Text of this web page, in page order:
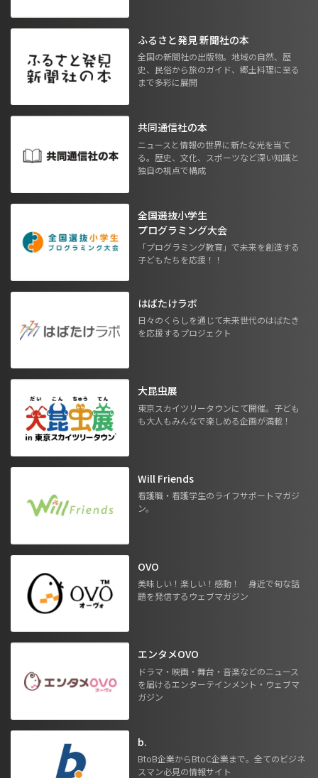
ふるさと発見 新聞社の本
全国の新聞社の出版物。地域の自然、歴
史、民俗から旅のガイド、郷土料理に至る
まで多彩に展開
共同通信社の本
ニュースと情報の世界に新たな光を当て
る。歴史、文化、スポーツなど深い知識と
独自の視点で構成
全国選抜小学生
プログラミング大会
「プログラミング教育」で未来を創造する
子どもたちを応援！！
はばたけラボ
日々のくらしを通じて未来世代のはばたき
を応援するプロジェクト
大昆虫展
東京スカイツリータウンにて開催。子ども
も大人もみんなで楽しめる企画が満載！
Will Friends
看護職・看護学生のライフサポートマガジ
ン。
OVO
美味しい！楽しい！感動！ 身近で旬な話
題を発信するウェブマガジン
エンタメOVO
ドラマ・映画・舞台・音楽などのニュース
を届けるエンターテインメント・ウェブマ
ガジン
b.
BtoB企業からBtoC企業まで。全てのビジネ
スマン必見の情報サイト